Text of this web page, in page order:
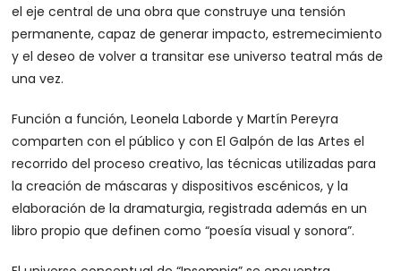
el eje central de una obra que construye una tensión
permanente, capaz de generar impacto, estremecimiento
y el deseo de volver a transitar ese universo teatral más de
una vez.
Función a función, Leonela Laborde y Martín Pereyra
comparten con el público y con El Galpón de las Artes el
recorrido del proceso creativo, las técnicas utilizadas para
la creación de máscaras y dispositivos escénicos, y la
elaboración de la dramaturgia, registrada además en un
libro propio que definen como “poesía visual y sonora”.